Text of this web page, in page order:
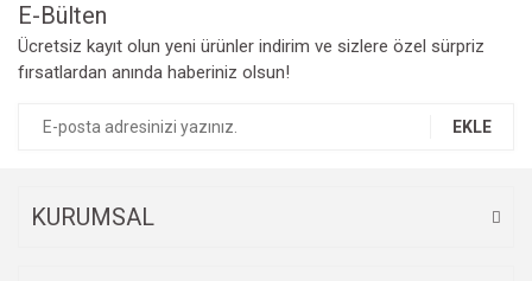
E-Bülten
Ücretsiz kayıt olun yeni ürünler indirim ve sizlere özel sürpriz
fırsatlardan anında haberiniz olsun!
EKLE
KURUMSAL